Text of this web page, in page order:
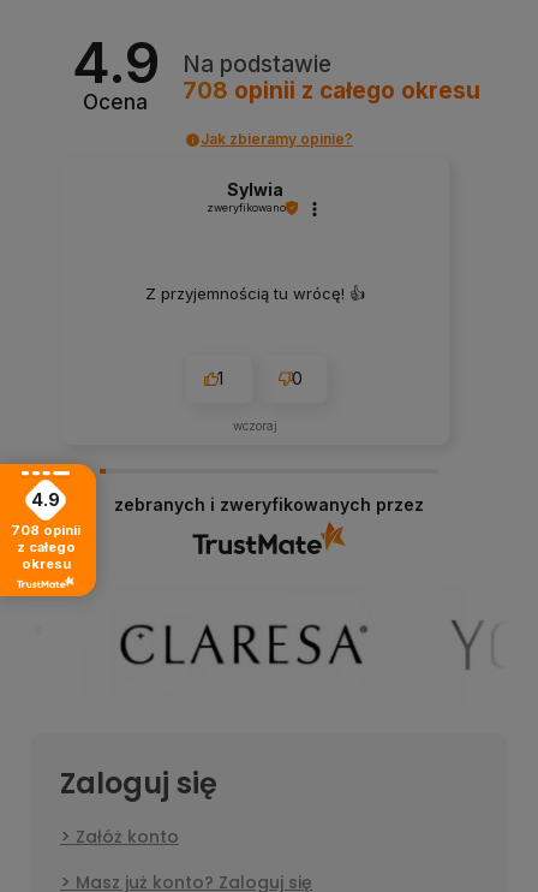
4.9
Ocena
Na podstawie
708 opinii z całego okresu
Jak zbieramy opinie?
Sylwia
zweryfikowano
Z przyjemnością tu wrócę! 👍
1 0
wczoraj
zebranych i zweryfikowanych przez
Zaloguj się
Załóż konto
Masz już konto? Zaloguj się
4.9
708 opinii
z całego
okresu